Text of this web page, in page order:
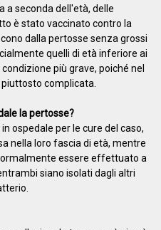
a seconda dell'età, delle
è stato vaccinato contro la
dalla pertosse senza grossi
quelli di età inferiore ai
più grave, poiché nel
complicata.
la pertosse?
ospedale per le cure del caso,
nella loro fascia di età, mentre
essere effettuato a
siano isolati dagli altri